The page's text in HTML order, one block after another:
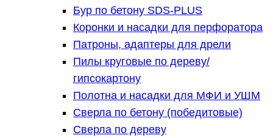
Бур по бетону SDS-PLUS
Коронки и насадки для перфоратора
Патроны, адаптеры для дрели
Пилы круговые по дереву/
гипсокартону
Полотна и насадки для МФИ и УШМ
Сверла по бетону (победитовые)
Сверла по дереву